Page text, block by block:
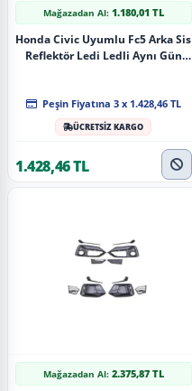
Mağazadan Al: 1.180,01 TL
Honda Civic Uyumlu Fc5 Arka Sis
Reflektör Ledi Ledli Aynı Gün
Peşin Fiyatına 3 x 1.428,46 TL
ÜCRETSİZ KARGO
1.428,46 TL
Mağazadan Al: 2.375,87 TL